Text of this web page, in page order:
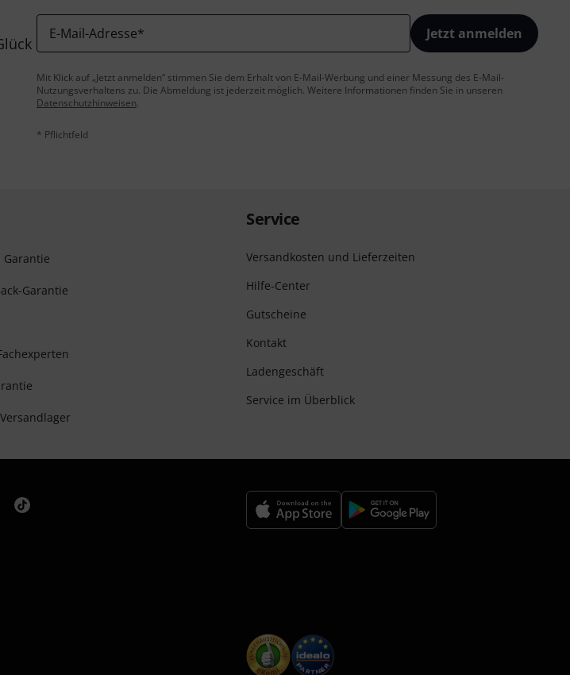
E-Mail-Adresse* Jetzt anmelden
Mit Klick auf „Jetzt anmelden“ stimmen Sie dem Erhalt von E-Mail-Werbung und einer Messung des E-Mail-
Nutzungsverhaltens zu. Die Abmeldung ist jederzeit möglich. Weitere Informationen finden Sie in unseren
Datenschutzhinweisen.
* Pflichtfeld
Garantie
Garantie
Service
Versandkosten und Lieferzeiten
Hilfe-Center
Gutscheine
Kontakt
Ladengeschäft
Service im Überblick